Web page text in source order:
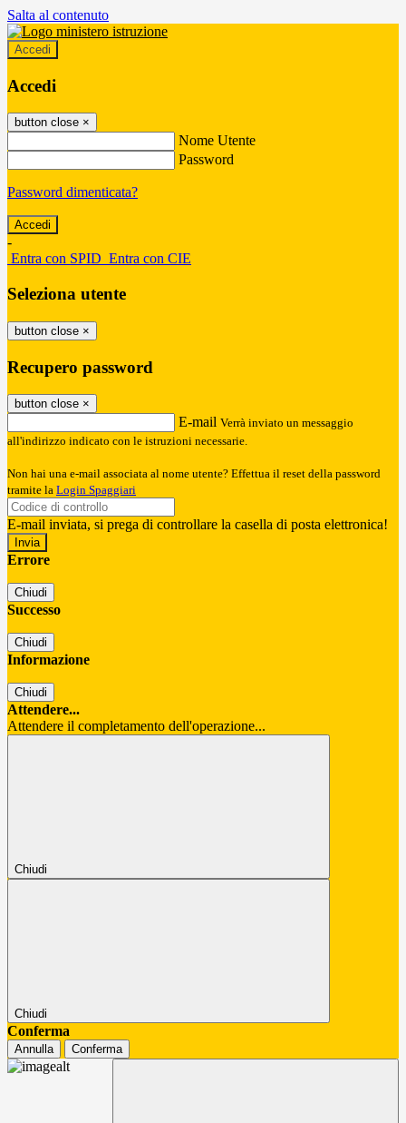
Salta al contenuto
Accedi
Accedi
button close ×
Nome Utente
Password
Password dimenticata?
-
Entra con SPID Entra con CIE
Seleziona utente
button close ×
Recupero password
button close ×
E-mail Verrà inviato un messaggio
all'indirizzo indicato con le istruzioni necessarie.
Non hai una e-mail associata al nome utente? Effettua il reset della password
tramite la Login Spaggiari
E-mail inviata, si prega di controllare la casella di posta elettronica!
Errore
Chiudi
Successo
Chiudi
Informazione
Chiudi
Attendere...
Attendere il completamento dell'operazione...
Chiudi
Chiudi
Conferma
Annulla Conferma